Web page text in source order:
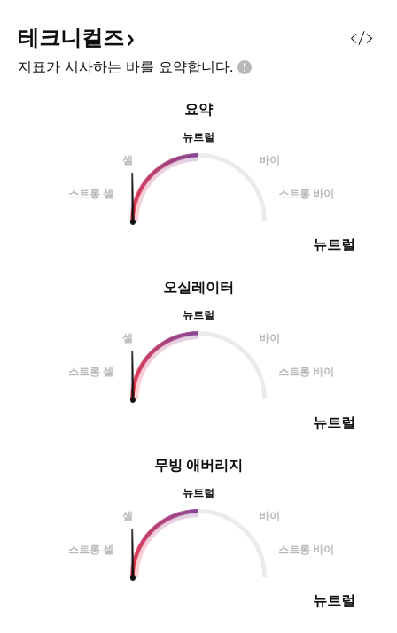
테크니컬즈
지표가 시사하는 바를 요약합니다.
오실레이터
뉴트럴
셀
바이
스트롱 셀 스트롱 바이
뉴트럴
요약
뉴트럴
셀
바이
스트롱 셀 스트롱 바이
뉴트럴
무빙 애버리지
뉴트럴
셀
바이
스트롱 셀 스트롱 바이
뉴트럴